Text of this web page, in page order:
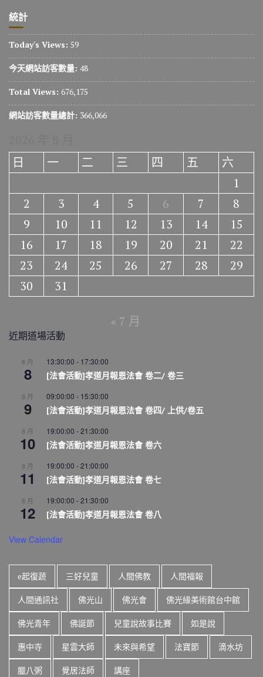
統計
Today's Views: 59
今天網站訪客數量: 48
Total Views: 676,175
網站訪客數量總計: 366,066
日
一 二 三 四 五
六
1
2
3 4 5 6 7
8
9
10 11 12 13 14
15
16
17 18 19 20 21
22
23
24 25 26 27 28
29
30
31
« 7 月
近期道場活動
8 月
8
13:30:00 - 17:30:00
[法會活動]孝道月報恩法會 卷二/ 卷三
8 月
9
09:00:00 - 15:30:00
[法會活動]孝道月報恩法會 卷四/ 上供/卷五
8 月
10
19:00:00 -21:30:00
[法會活動]孝道月報恩法會 卷六
8 月
11
19:00:00 -21:00:00
[法會活動]孝道月報恩法會 卷七
8 月
12
19:00:00 -21:30:00
[法會活動]孝道月報恩法會 卷八
View Calendar
e起復蔬 三好兒童 人間佛教 人間福報
人間通訊社 佛光山 佛光會 佛光緣美術館台中館
佛光青年 佛誕節 兒童說故事比賽 如是說
惠中寺 星雲大師 未來與希望 法寶節 滴水坊
臘八粥 覺居法師 講座